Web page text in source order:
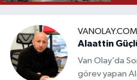
Alaattin
Van Olay’da
görev yapan